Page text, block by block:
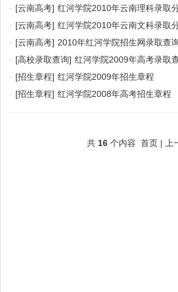
· [云南高考] 红河学院2010年云南理科录取
· [云南高考] 红河学院2010年云南文科录取
· [云南高考] 2010年红河学院招生网录取查
· [高校录取查询] 红河学院2009年高考录取
· [招生章程] 红河学院2009年招生章程
· [招生章程] 红河学院2008年高考招生章程
共 16 个内容 首页 | 上